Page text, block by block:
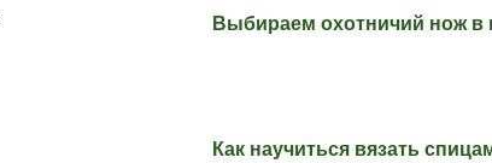
Выбираем охотничий нож в
Как научиться вязать